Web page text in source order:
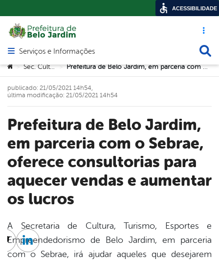
Acesso
Abrir menu principal de navegação
Serviços e Informações
Você está aqui:
> Sec. Cultura > Prefeitura de Belo Jardim, em parceria com o Sebrae, oferece consultorias para aquecer vendas e aumentar os lucros
Prefeitura de Belo Jardim,
em parceria com o Sebrae,
oferece consultorias para
aquecer vendas e aumentar
os lucros
publicado: 21/05/2021 14h54,
última modificação: 21/05/2021 14h54
A Secretaria de Cultura, Turismo, Esportes e
Empreendedorismo de Belo Jardim, em parceria
com o Sebrae, irá ajudar aqueles que desejarem
Twitter
Linkedin
ACESSIBILIDADE